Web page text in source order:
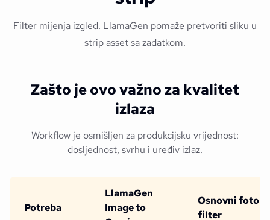
Filter mijenja izgled. LlamaGen pomaže pretvoriti sliku u
strip asset sa zadatkom.
Zašto je ovo važno za kvalitet
izlaza
Workflow je osmišljen za produkcijsku vrijednost:
dosljednost, svrhu i uređiv izlaz.
Potreba
LlamaGen
Image to
Osnovni foto
filter